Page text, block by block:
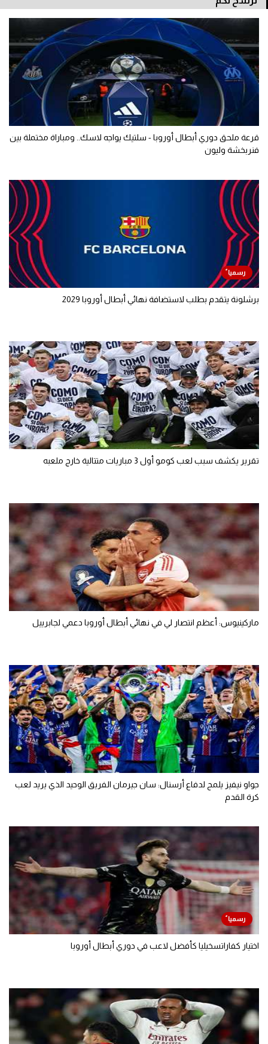
قرعة ملحق دوري أبطال أوروبا - سلتيك يواجه لاسك.. ومباراة مختملة بين
فنربخشة وليون
برشلونة يتقدم بطلب لاستضافة نهائي أبطال أوروبا 2029
تقرير يكشف سبب لعب كومو أول 3 مباريات متتالية خارج ملعبه
ماركينيوس: أعظم انتصار لي في نهائي أبطال أوروبا دعمي لجابرييل
جواو نيفيز يلمح لدفاع أرسنال: سان جيرمان الفريق الوحيد الذي يريد لعب
كرة القدم
اختيار كفاراتسخيليا كأفضل لاعب في دوري أبطال أوروبا